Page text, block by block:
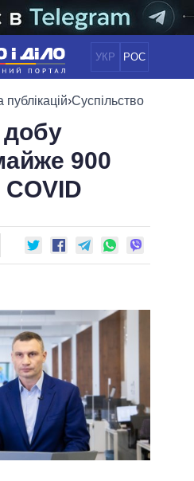
УКР РОС
ПОЛІТИКА
ЕКОНОМІКА
СУСПІЛЬСТВО
ВІДЕО
ПОЛІТИКІВ
публікацій›Суспільство
добу
900